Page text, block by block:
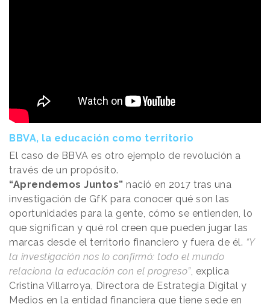
BBVA, la educación como territorio
El caso de BBVA es otro ejemplo de revolución a
través de un propósito.
“Aprendemos Juntos” nació en 2017 tras una
investigación de GfK para conocer qué son las
oportunidades para la gente, cómo se entienden, lo
que significan y qué rol creen que pueden jugar las
marcas desde el territorio financiero y fuera de él. “Y
la investigación nos lo confirmó: todo el mundo
relaciona la educación con el progreso”, explica
Cristina Villarroya, Directora de Estrategia Digital y
Medios en la entidad financiera que tiene sede en